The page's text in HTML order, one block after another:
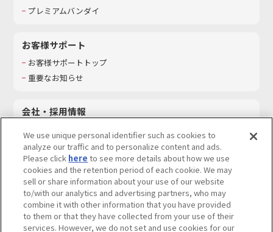
プレミアムバンダイ
お客様サポート
お客様サポートトップ
重要なお知らせ
会社・採用情報
採用情報
サステナビリティ
お問い合わせ
ウェブサイトご利用条件 ソーシャルメディアポリシー
We use unique personal identifier such as cookies to
analyze our traffic and to personalize content and ads.
Please click here to see more details about how we use
cookies and the retention period of each cookie. We may
sell or share information about your use of our website
to/with our analytics and advertising partners, who may
combine it with other information that you have provided
to them or that they have collected from your use of their
services. However, we do not set and use cookies for our